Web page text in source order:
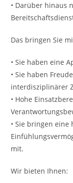
• Darüber hinaus
Das bringen Sie
• Sie haben eine
• Sie haben
interdisziplinärer
• Hohe
• Sie bringen
mit.
Wir bieten Ihnen: